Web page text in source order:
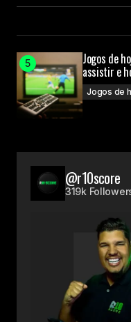
Jogos de
assistir e
Jogos de
@r10score
319k